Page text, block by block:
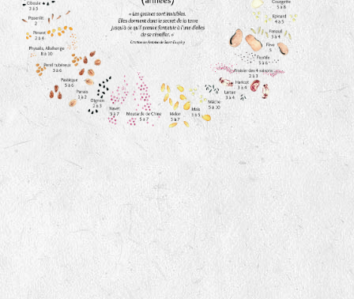
LA RÉFÉRENCE : 20BPA1A (en haut à gauche)
F : Fleurs.
Les autres catégories étant :
: Engrais vert
: Légumes
: Aromatiques
BEL : Code de la variété
(Ici Belle de nuit)
(ici 2020)
BPA : Initiales du producteur ou du fournisseur de la
semence.